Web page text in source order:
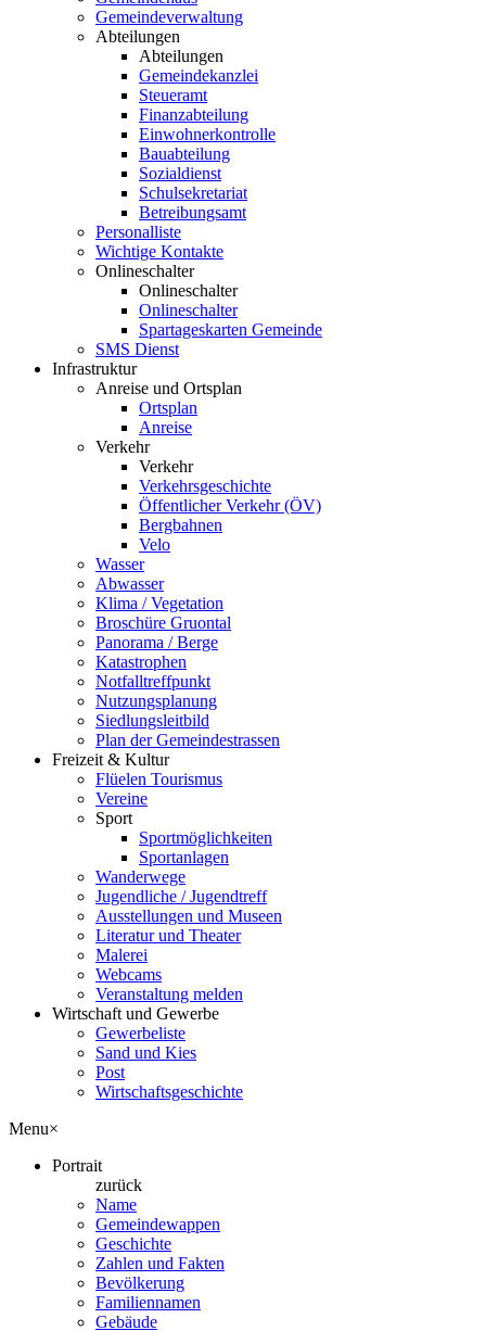
Gemeindeverwaltung
Abteilungen
Abteilungen
Gemeindekanzlei
Steueramt
Finanzabteilung
Einwohnerkontrolle
Bauabteilung
Sozialdienst
Schulsekretariat
Betreibungsamt
Personalliste
Wichtige Kontakte
Onlineschalter
Onlineschalter
Onlineschalter
Spartageskarten Gemeinde
SMS Dienst
Infrastruktur
Anreise und Ortsplan
Ortsplan
Anreise
Verkehr
Verkehr
Verkehrsgeschichte
Öffentlicher Verkehr (ÖV)
Bergbahnen
Velo
Wasser
Abwasser
Klima / Vegetation
Broschüre Gruontal
Panorama / Berge
Katastrophen
Notfalltreffpunkt
Nutzungsplanung
Siedlungsleitbild
Plan der Gemeindestrassen
Freizeit & Kultur
Flüelen Tourismus
Vereine
Sport
Sportmöglichkeiten
Sportanlagen
Wanderwege
Jugendliche / Jugendtreff
Ausstellungen und Museen
Literatur und Theater
Malerei
Webcams
Veranstaltung melden
Wirtschaft und Gewerbe
Gewerbeliste
Sand und Kies
Post
Wirtschaftsgeschichte
Menu×
Portrait
zurück
Name
Gemeindewappen
Geschichte
Zahlen und Fakten
Bevölkerung
Familiennamen
Gebäude